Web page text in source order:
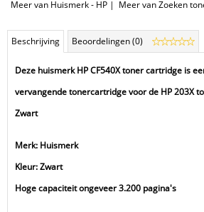
Meer van Huismerk - HP | Meer van Zoeken
Beschrijving Beoordelingen (0)
Deze huismerk HP CF540X toner cartridge is
vervangende tonercartridge voor de HP 203X
Zwart
Merk: Huismerk
Kleur: Zwart
Hoge capaciteit ongeveer 3.200 pagina's